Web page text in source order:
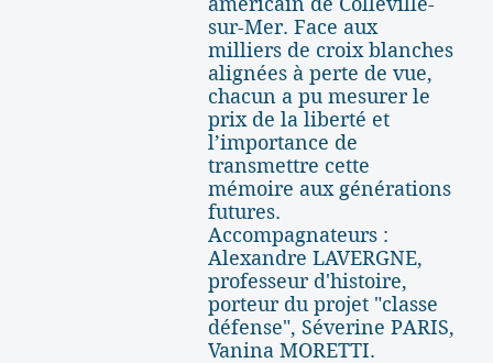
sur-Mer. Face aux
milliers de croix blanches
alignées à perte de vue,
chacun a pu mesurer le
prix de la liberté et
l’importance de
transmettre cette
mémoire aux générations
futures.
Accompagnateurs :
Alexandre LAVERGNE,
professeur d'histoire,
porteur du projet "classe
défense", Séverine PARIS,
Vanina MORETTI.